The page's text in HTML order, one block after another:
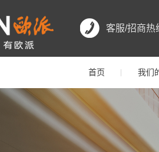
客服/招商热
首页 我们